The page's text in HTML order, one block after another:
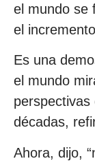
el mundo se
el
Es una
el mundo
décadas,
Ahora, dijo,